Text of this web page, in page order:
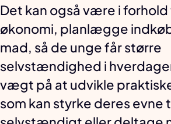
Det kan også være i
økonomi, planlægge
mad, så de unge får større
selvstændighed i
vægt på at udvikle
som kan styrke deres evne